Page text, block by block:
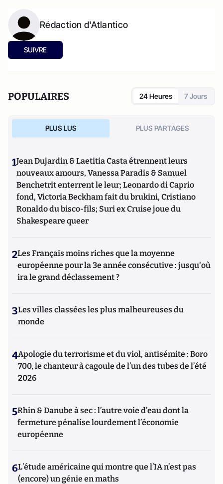
Rédaction d'Atlantico
SUIVRE
POPULAIRES 24 Heures 7 Jours
PLUS LUS PLUS PARTAGES
1Jean Dujardin & Laetitia Casta étrennent leurs
nouveaux amours, Vanessa Paradis & Samuel
Benchetrit enterrent le leur; Leonardo di Caprio
fond, Victoria Beckham fait du brukini, Cristiano
Ronaldo du bisco-fils; Suri ex Cruise joue du
Shakespeare queer
2Les Français moins riches que la moyenne
européenne pour la 3e année consécutive : jusqu'où
ira le grand déclassement ?
3Les villes classées les plus malheureuses du
monde
4Apologie du terrorisme et du viol, antisémite : Boro
700, le chanteur à cagoule de l’un des tubes de l’été
2026
5Rhin & Danube à sec : l’autre voie d’eau dont la
fermeture pénalise lourdement l’économie
européenne
6L’étude américaine qui montre que l’IA n’est pas
(encore) un génie en maths